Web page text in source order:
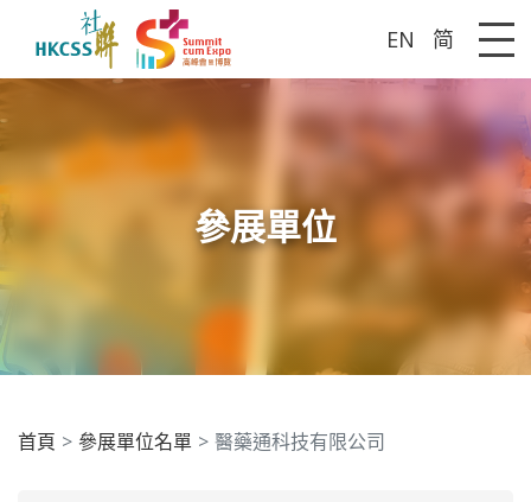
EN 简
參展單位
首頁 參展單位名單 醫藥通科技有限公司